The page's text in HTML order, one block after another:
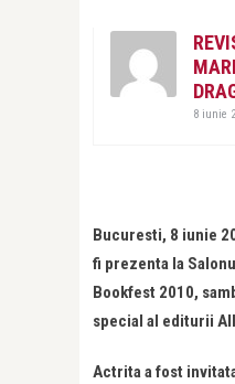
8 iunie
Bucuresti, 8 iunie
fi prezenta la
Bookfest 2010,
special al editurii
Actrita a fost